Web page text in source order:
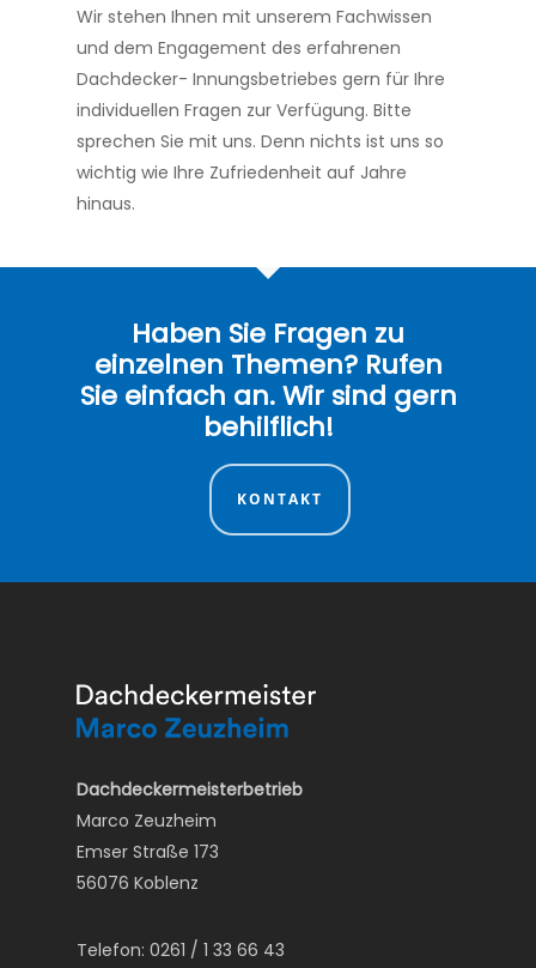
Wir stehen Ihnen mit unserem Fachwissen
und dem Engagement des erfahrenen
Dachdecker- Innungsbetriebes gern für Ihre
individuellen Fragen zur Verfügung. Bitte
sprechen Sie mit uns. Denn nichts ist uns so
wichtig wie Ihre Zufriedenheit auf Jahre
hinaus.
Haben Sie Fragen zu
einzelnen Themen? Rufen
Sie einfach an. Wir sind gern
behilflich!
KONTAKT
Dachdeckermeisterbetrieb
Marco Zeuzheim
Emser Straße 173
56076 Koblenz
Telefon: 0261 / 1 33 66 43